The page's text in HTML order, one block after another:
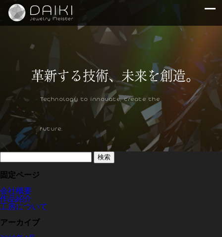
Technology to innovate, create the
future.
検
索:
固定ページ
会社概要
作品紹介
工房について
アーカイブ